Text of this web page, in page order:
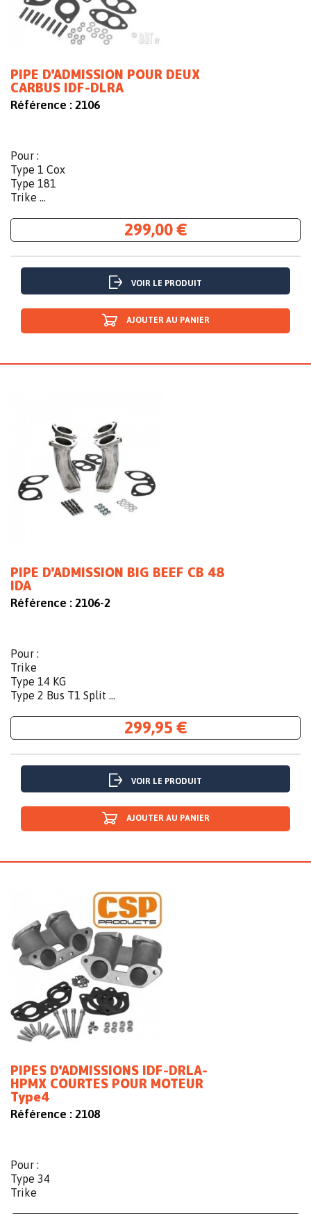
PIPE D'ADMISSION POUR DEUX
CARBUS IDF-DLRA
Référence : 2106
Pour :
Type 1 Cox
Type 181
Trike ...
299,00 €
VOIR LE PRODUIT
AJOUTER AU PANIER
PIPE D'ADMISSION BIG BEEF CB 48
IDA
Référence : 2106-2
Pour :
Trike
Type 14 KG
Type 2 Bus T1 Split ...
299,95 €
VOIR LE PRODUIT
AJOUTER AU PANIER
PIPES D'ADMISSIONS IDF-DRLA-
HPMX COURTES POUR MOTEUR
Type4
Référence : 2108
Pour :
Type 34
Trike